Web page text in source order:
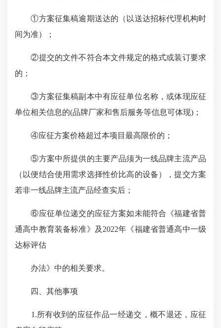
①方案征集稿逾期送达的（以送达招标代理机构时
间为准）；
②提交的文件不符合本文件规定的格式或装订要求
的；
③方案征集稿副本中有应征单位名称，或体现应征
单位相关信息的(品牌厂家和售后服务等信息可体现)；
④应征方案价格超过本项目最高限价的；
⑤方案中所提供的主要产品须为一线品牌主流产品
（以便结合使用需求选择性价比高的设备），提交方案
若非一线品牌主流产品经查实后；
⑥应征单位递交的应征方案如未能符合《福建省普
通高中教育装备标准》及2022年《福建省普通高中一级
达标评估
办法》中的相关要求。
四、其他事项
1.所有收到的应征作品一经递交，概不退还，应征